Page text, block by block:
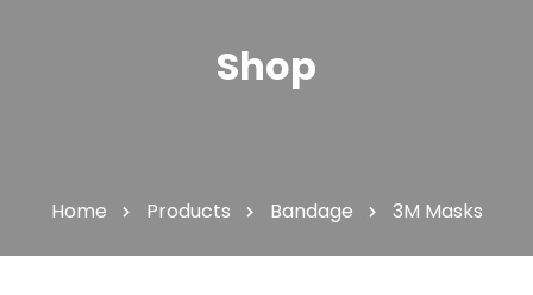
Shop
Home Products Bandage 3M Masks